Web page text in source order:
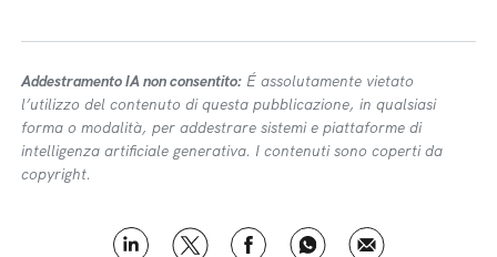
Addestramento IA non consentito: É assolutamente vietato
l’utilizzo del contenuto di questa pubblicazione, in qualsiasi
forma o modalità, per addestrare sistemi e piattaforme di
intelligenza artificiale generativa. I contenuti sono coperti da
copyright.